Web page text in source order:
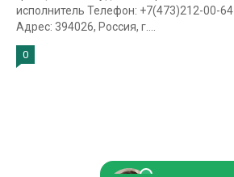
исполнитель Телефон: +7(473)212-00-64
Адрес: 394026, Россия, г....
0